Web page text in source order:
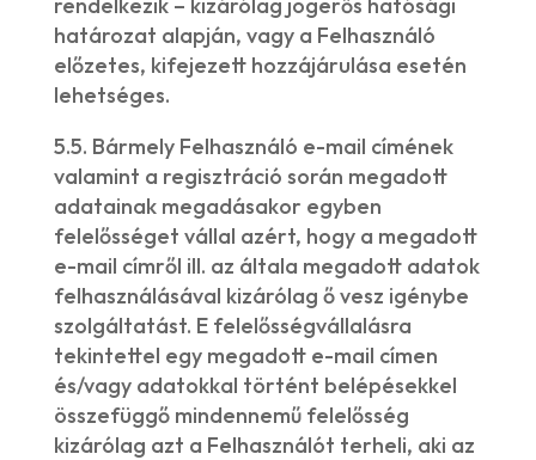
határozat alapján, vagy a Felhasználó
előzetes, kifejezett hozzájárulása esetén
lehetséges.
5.5. Bármely Felhasználó e-mail címének
valamint a regisztráció során megadott
adatainak megadásakor egyben
felelősséget vállal azért, hogy a megadott
e-mail címről ill. az általa megadott adatok
felhasználásával kizárólag ő vesz igénybe
szolgáltatást. E felelősségvállalásra
tekintettel egy megadott e-mail címen
és/vagy adatokkal történt belépésekkel
összefüggő mindennemű felelősség
kizárólag azt a Felhasználót terheli, aki az